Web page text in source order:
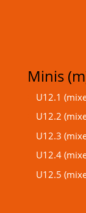
Minis
U12.1
U12.2
U12.3
U12.4
U12.5